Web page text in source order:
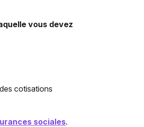
vous devez
cotisations
sociales.